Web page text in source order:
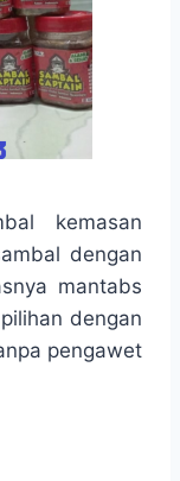
kemasan
dengan
mantabs
dengan
pengawet